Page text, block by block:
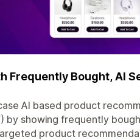
Frequently Bought, AI
AI based product
by showing frequently
product